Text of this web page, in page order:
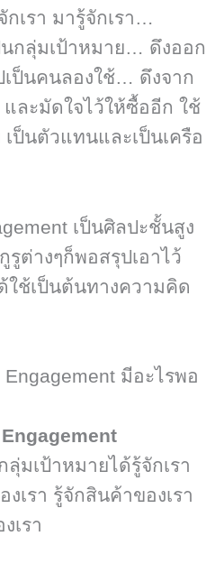
เรา มารู้จักเรา…
นกลุ่มเป้าหมาย… ดึงออก
เป็นคนลองใช้… ดึงจาก
ละมัดใจไว้ให้ซื้ออีก ใช้
ป็นตัวแทนและเป็นเครือ
เป็นศิลปะชั้นสูง
ต่างๆก็พอสรุปเอาไว้
ใช้เป็นต้นทางความคิด
มีอะไรพอ
มเป้าหมายได้รู้จักเรา
เรา รู้จักสินค้าของเรา
เรา